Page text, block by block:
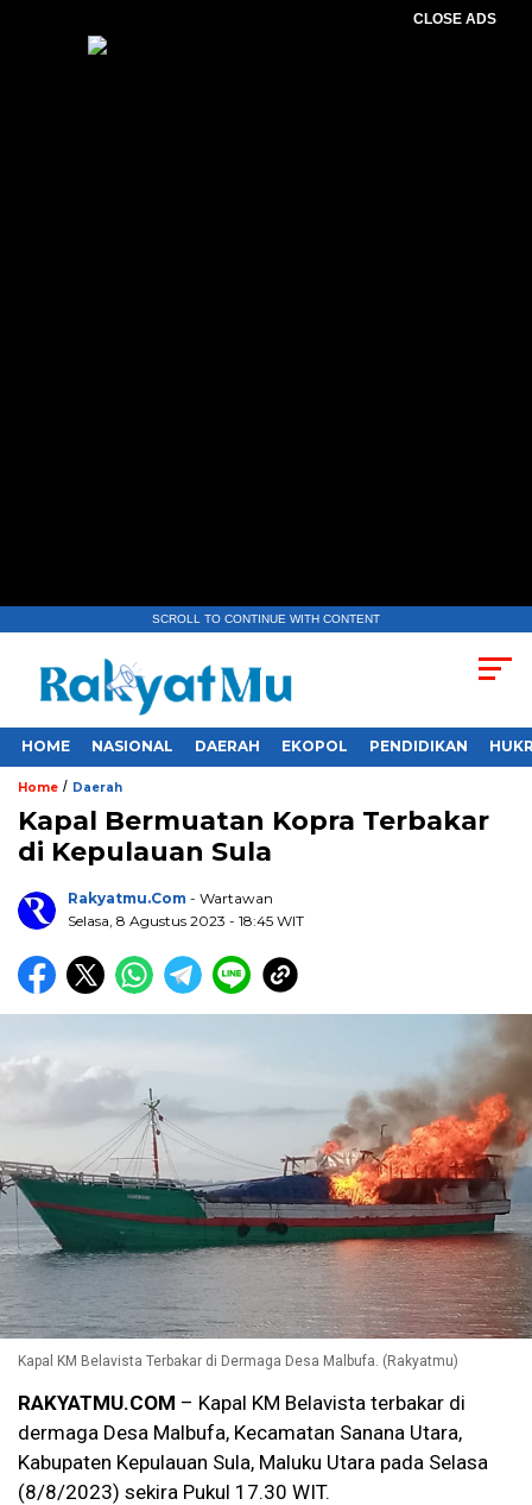
CLOSE ADS
SCROLL TO CONTINUE WITH CONTENT
HOME NASIONAL DAERAH EKOPOL PENDIDIKAN
Home / Daerah
Kapal Bermuatan Kopra Terbakar
di Kepulauan Sula
Rakyatmu.com - Wartawan
Selasa, 8 Agustus 2023 - 18:45 WIT
Kapal KM Belavista Terbakar di Dermaga Desa Malbufa. (Rakyatmu)
RAKYATMU.COM – Kapal KM Belavista terbakar di
dermaga Desa Malbufa, Kecamatan Sanana Utara,
Kabupaten Kepulauan Sula, Maluku Utara pada Selasa
(8/8/2023) sekira Pukul 17.30 WIT.